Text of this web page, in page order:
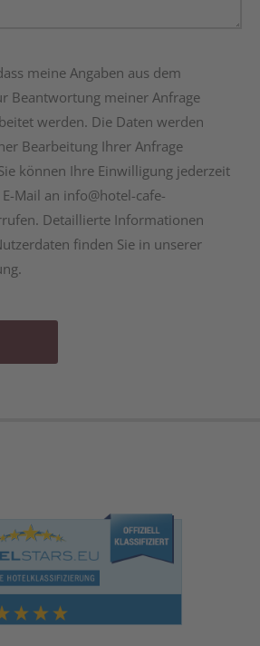
meine Angaben aus dem
Beantwortung meiner Anfrage
werden. Die Daten werden
Bearbeitung Ihrer Anfrage
können Ihre Einwilligung jederzeit
Mail an info@hotel-cafe-
Detaillierte Informationen
finden Sie in unserer